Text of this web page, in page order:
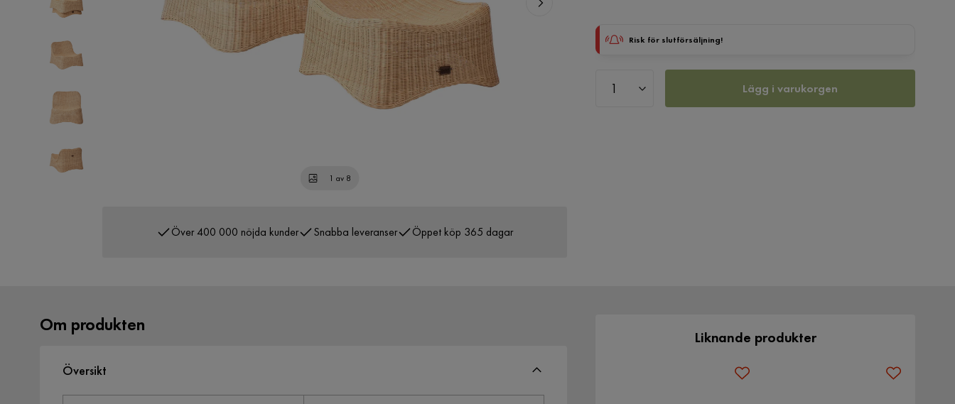
1 av 8
Över 400 000 nöjda kunder Snabba leveranser Öppet köp 365 dagar
Risk för slutförsäljning!
Lägg i varukorgen
Om produkten
Översikt
Liknande produkter